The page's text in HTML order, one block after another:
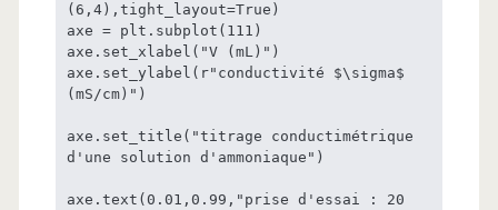
(6,4),tight_layout=True)
axe = plt.subplot(111)
axe.set_xlabel("V (mL)")
axe.set_ylabel(r"conductivité $\sigma$
(mS/cm)")
axe.set_title("titrage conductimétrique
d'une solution d'ammoniaque")
axe.text(0.01,0.99,"prise d'essai : 20